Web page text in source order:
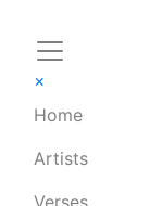
×
Home
Artists
Verses